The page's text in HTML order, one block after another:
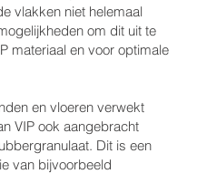
vlakken niet helemaal
om dit uit te
materiaal en voor optimale
en vloeren verwekt
VIP ook aangebracht
Dit is een
van bijvoorbeeld